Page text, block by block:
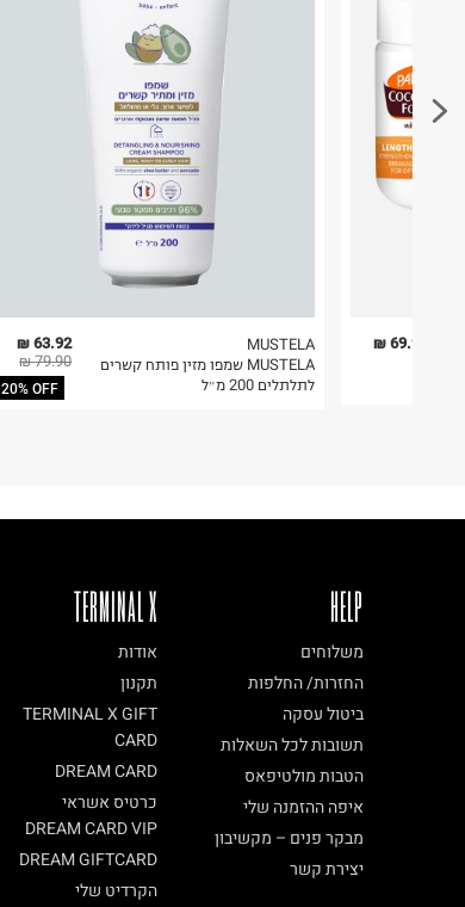
63.92 ₪
79.90 ₪
20% OFF
MUSTELA
MUSTELA שמפו מזין פותח קשרים
לתלתלים 200 מ״ל
69.90 ₪
TERMINAL X
אודות
תקנון
TERMINAL X GIFT
CARD
DREAM CARD
כרטיס אשראי
DREAM CARD VIP
DREAM GIFTCARD
הקרדיט שלי
HELP
משלוחים
החזרות/ החלפות
ביטול עסקה
תשובות לכל השאלות
הטבות מולטיפאס
איפה ההזמנה שלי
מבקר פנים – מקשיבון
יצירת קשר